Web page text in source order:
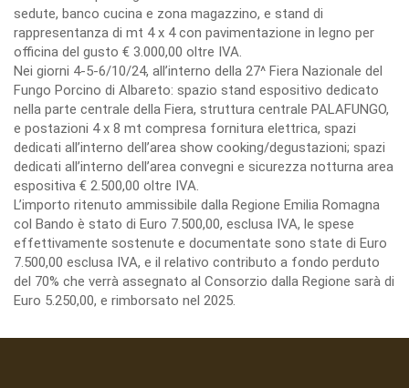
sedute, banco cucina e zona magazzino, e stand di
rappresentanza di mt 4 x 4 con pavimentazione in legno per
officina del gusto € 3.000,00 oltre IVA.
Nei giorni 4-5-6/10/24, all’interno della 27^ Fiera Nazionale del
Fungo Porcino di Albareto: spazio stand espositivo dedicato
nella parte centrale della Fiera, struttura centrale PALAFUNGO,
e postazioni 4 x 8 mt compresa fornitura elettrica, spazi
dedicati all’interno dell’area show cooking/degustazioni; spazi
dedicati all’interno dell’area convegni e sicurezza notturna area
espositiva € 2.500,00 oltre IVA.
L’importo ritenuto ammissibile dalla Regione Emilia Romagna
col Bando è stato di Euro 7.500,00, esclusa IVA, le spese
effettivamente sostenute e documentate sono state di Euro
7.500,00 esclusa IVA, e il relativo contributo a fondo perduto
del 70% che verrà assegnato al Consorzio dalla Regione sarà di
Euro 5.250,00, e rimborsato nel 2025.